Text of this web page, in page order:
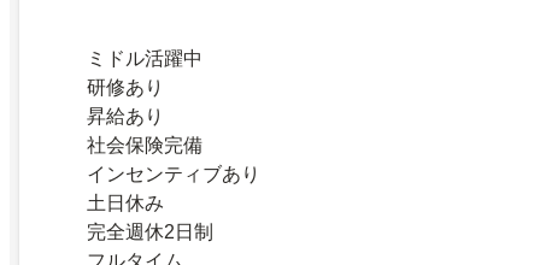
ミドル活躍中
研修あり
昇給あり
社会保険完備
インセンティブあり
土日休み
完全週休2日制
フルタイム